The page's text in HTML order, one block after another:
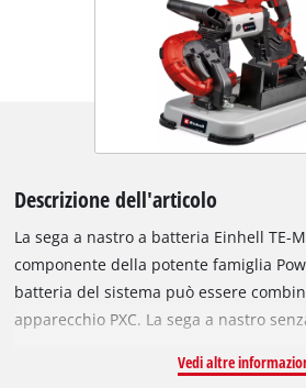
Descrizione dell'articolo
La sega a nastro a batteria Einhell TE-
componente della potente famiglia
batteria del sistema può essere
apparecchio PXC. La sega a nastro
d'appoggio. Massima sicurezza
Vedi altre